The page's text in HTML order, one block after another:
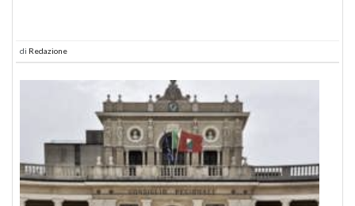
di Redazione